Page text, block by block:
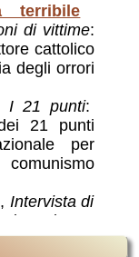
terribile
di vittime:
cattolico
degli orrori
, Intervista di
: intervista a
perché si
I 21 punti:
21 punti
per